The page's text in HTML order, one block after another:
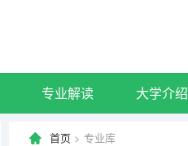
专业解读 大学介绍
首页 > 专业库